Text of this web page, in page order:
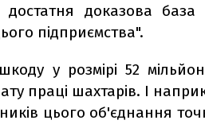
достатня доказова
підприємства".
у розмірі 52
праці шахтарів. І
цього об'єднання